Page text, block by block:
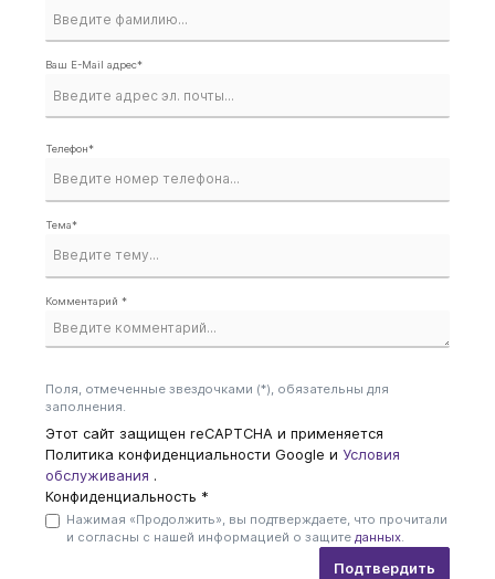
Ваш E-Mail адрес*
Телефон*
Тема*
Комментарий *
Поля, отмеченные звездочками (*), обязательны для
заполнения.
Этот сайт защищен reCAPTCHA и применяется
Политика конфиденциальности Google и Условия
обслуживания .
Конфиденциальность *
Нажимая «Продолжить», вы подтверждаете, что прочитали
и согласны с нашей информацией о защите данных
Подтвердить